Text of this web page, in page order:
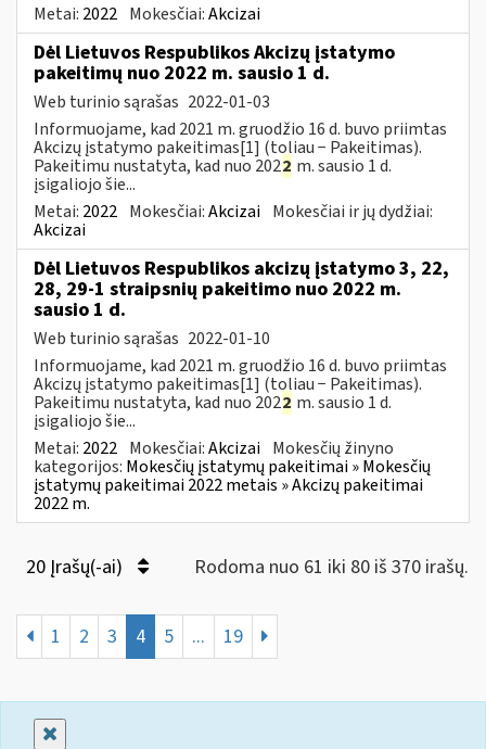
Metai: 2022 Mokesčiai:Akcizai
Dėl Lietuvos Respublikos Akcizų įstatymo
pakeitimų nuo 2022 m. sausio 1 d.
Web turinio sąrašas 2022-01-03
Informuojame, kad 2021 m. gruodžio 16 d. buvo priimtas
Akcizų įstatymo pakeitimas[1] (toliau − Pakeitimas).
Pakeitimu nustatyta, kad nuo 2022 m. sausio 1 d.
įsigaliojo šie...
Metai: 2022 Mokesčiai:Akcizai Mokesčiai ir jų dydžiai:
Akcizai
Dėl Lietuvos Respublikos akcizų įstatymo 3, 22,
28, 29-1 straipsnių pakeitimo nuo 2022 m.
sausio 1 d.
Web turinio sąrašas 2022-01-10
Informuojame, kad 2021 m. gruodžio 16 d. buvo priimtas
Akcizų įstatymo pakeitimas[1] (toliau − Pakeitimas).
Pakeitimu nustatyta, kad nuo 2022 m. sausio 1 d.
įsigaliojo šie...
Metai: 2022 Mokesčiai:Akcizai Mokesčių žinyno
kategorijos: Mokesčių įstatymų pakeitimai » Mokesčių
įstatymų pakeitimai 2022 metais » Akcizų pakeitimai
2022 m.
20 Įrašų(-ai) Rodoma nuo 61 iki 80 iš 370 irašų.
1 2 3 4 5 ... 19